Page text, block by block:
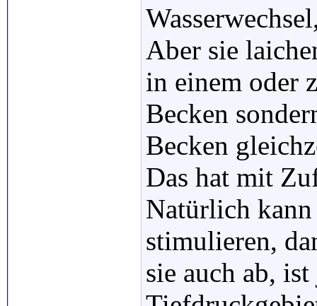
Aber sie
in einem oder
Becken
Becken
Das hat mit
Natürlich kann
stimulieren,
sie auch ab,